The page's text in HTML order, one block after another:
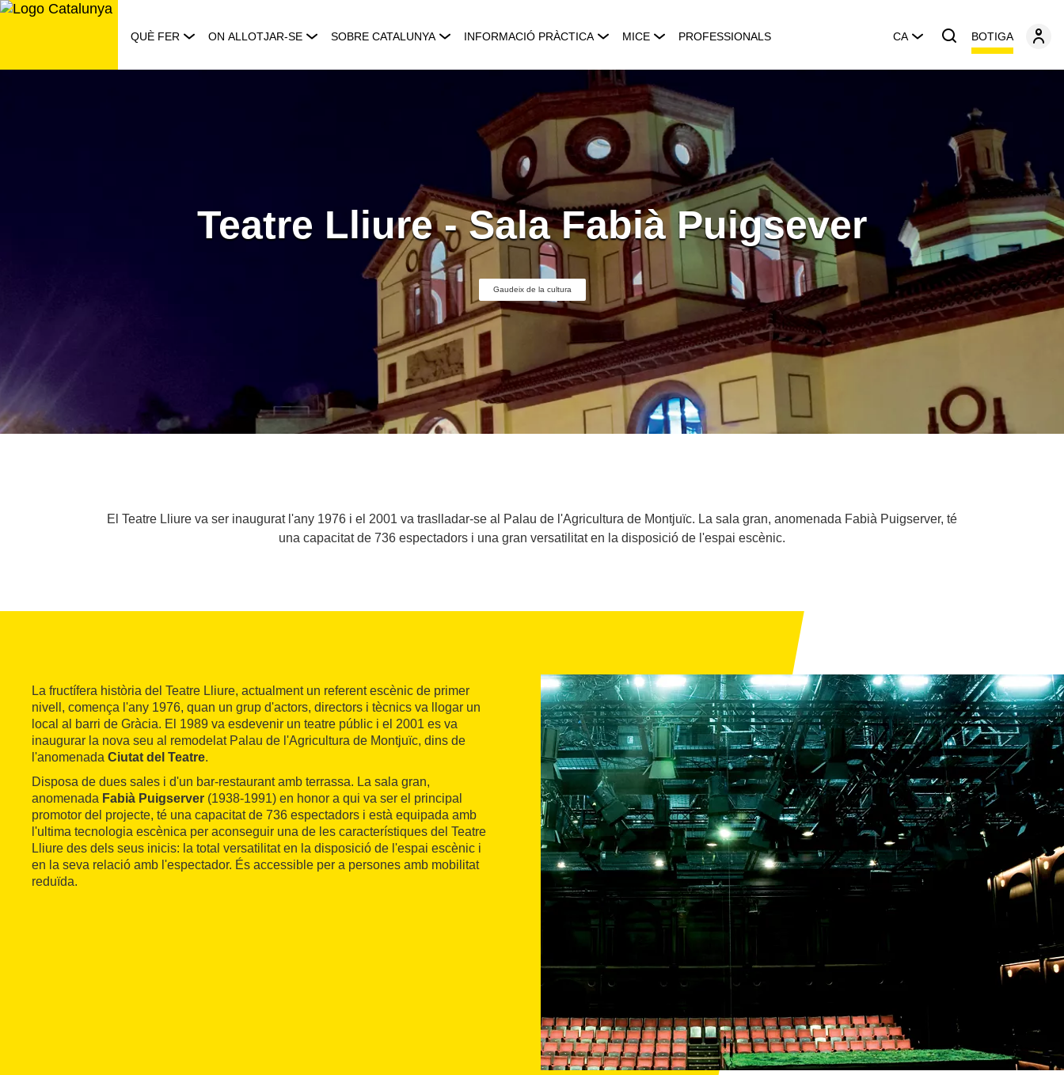
Saltar
QUÈ FER ON ALLOTJAR-SE SOBRE CATALUNYA INFORMACIÓ PRÀCTICA MICE PROFESSIONALS CA BOTIGA
Teatre Lliure - Sala Fabià Puigsever
Gaudeix de la cultura
El Teatre Lliure va ser inaugurat l'any 1976 i el 2001 va traslladar-se al Palau de l'Agricultura de Montjuïc. La sala gran, anomenada Fabià Puigserver, té
una capacitat de 736 espectadors i una gran versatilitat en la disposició de l'espai escènic.
La fructífera història del Teatre Lliure, actualment un referent escènic de primer
nivell, comença l'any 1976, quan un grup d'actors, directors i tècnics va llogar un
local al barri de Gràcia. El 1989 va esdevenir un teatre públic i el 2001 es va
inaugurar la nova seu al remodelat Palau de l'Agricultura de Montjuïc, dins de
l'anomenada Ciutat del Teatre.
Disposa de dues sales i d'un bar-restaurant amb terrassa. La sala gran,
anomenada Fabià Puigserver (1938-1991) en honor a qui va ser el principal
promotor del projecte, té una capacitat de 736 espectadors i està equipada amb
l'ultima tecnologia escènica per aconseguir una de les característiques del Teatre
Lliure des dels seus inicis: la total versatilitat en la disposició de l'espai escènic i
en la seva relació amb l'espectador. És accessible per a persones amb mobilitat
reduïda.